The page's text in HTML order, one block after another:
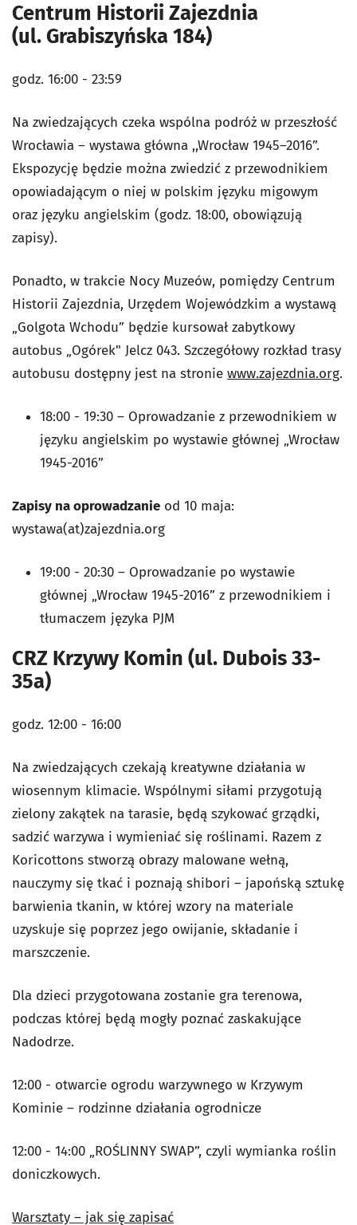
Centrum Historii Zajezdnia
(ul. Grabiszyńska 184)
godz. 16:00 - 23:59
Na zwiedzających czeka wspólna podróż w przeszłość
Wrocławia – wystawa główna ,,Wrocław 1945–2016”.
Ekspozycję będzie można zwiedzić z przewodnikiem
opowiadającym o niej w polskim języku migowym
oraz języku angielskim (godz. 18:00, obowiązują
zapisy).
Ponadto, w trakcie Nocy Muzeów, pomiędzy Centrum
Historii Zajezdnia, Urzędem Wojewódzkim a wystawą
„Golgota Wchodu” będzie kursował zabytkowy
autobus „Ogórek" Jelcz 043. Szczegółowy rozkład trasy
autobusu dostępny jest na stronie www.zajezdnia.org.
18:00 - 19:30 – Oprowadzanie z przewodnikiem w
języku angielskim po wystawie głównej „Wrocław
1945-2016”
Zapisy na oprowadzanie od 10 maja:
wystawa(at)zajezdnia.org
19:00 - 20:30 – Oprowadzanie po wystawie
głównej „Wrocław 1945-2016” z przewodnikiem i
tłumaczem języka PJM
CRZ Krzywy Komin (ul. Dubois 33-
35a)
godz. 12:00 - 16:00
Na zwiedzających czekają kreatywne działania w
wiosennym klimacie. Wspólnymi siłami przygotują
zielony zakątek na tarasie, będą szykować grządki,
sadzić warzywa i wymieniać się roślinami. Razem z
Koricottons stworzą obrazy malowane wełną,
nauczymy się tkać i poznają shibori – japońską sztukę
barwienia tkanin, w której wzory na materiale
uzyskuje się poprzez jego owijanie, składanie i
marszczenie.
Dla dzieci przygotowana zostanie gra terenowa,
podczas której będą mogły poznać zaskakujące
Nadodrze.
12:00 - otwarcie ogrodu warzywnego w Krzywym
Kominie – rodzinne działania ogrodnicze
12:00 - 14:00 „ROŚLINNY SWAP”, czyli wymianka roślin
doniczkowych.
Warsztaty – jak się zapisać